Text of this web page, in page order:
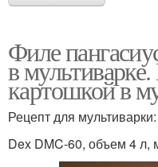
Филе
в
картошкой в
Рецепт для мультиварки:
Dex DMC-60, объем 4 л,